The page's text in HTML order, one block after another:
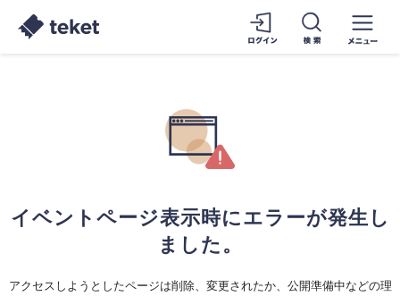
イベントページ表示時にエラーが発生し
ました。
アクセスしようとしたページは削除、変更されたか、公開準備中などの理